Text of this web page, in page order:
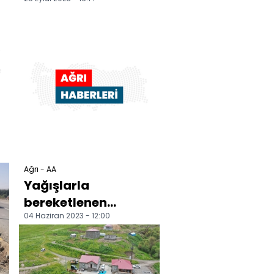
Ağrı - AA
Yağışlarla
bereketlenen
yaylalarda geven
balı mesaisi başladı
04 Haziran 2023 - 12:00